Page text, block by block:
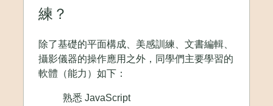
練？
除了基礎的平面構成、美感訓練、文書編輯、
攝影儀器的操作應用之外，同學們主要學習的
軟體（能力）如下：
熟悉 JavaScript